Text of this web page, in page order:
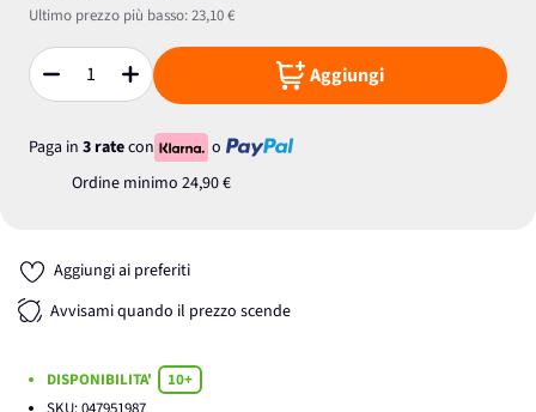
Ultimo prezzo più basso:23,10 €
Quantità Aggiungi
Paga in 3 ratecon
o
Ordine minimo 24,90 €
Aggiungi ai preferiti
Avvisami quando il prezzo scende
DISPONIBILITA'
10+